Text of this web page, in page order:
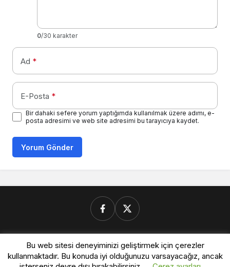
0/30 karakter
Ad *
E-Posta *
Bir dahaki sefere yorum yaptığımda kullanılmak üzere adımı, e-
posta adresimi ve web site adresimi bu tarayıcıya kaydet.
Yorum Gönder
Donanimforum.com
Bu web sitesi deneyiminizi geliştirmek için çerezler
kullanmaktadır. Bu konuda iyi olduğunuzu varsayacağız, ancak